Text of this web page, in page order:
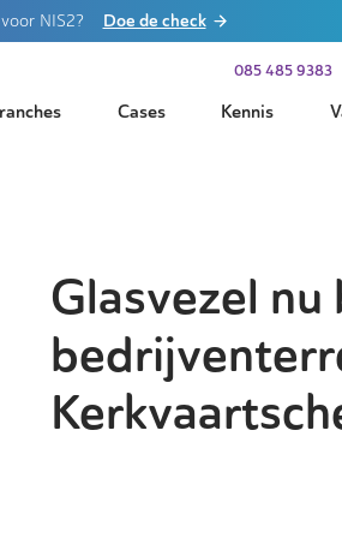
NIS2? Doe de check
085 485 9383
Cases Kennis
Glasvezel